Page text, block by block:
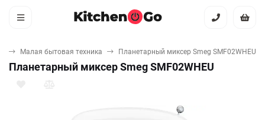
Малая бытовая техника Планетарный миксер Smeg SMF02WHEU
Планетарный миксер Smeg SMF02WHEU